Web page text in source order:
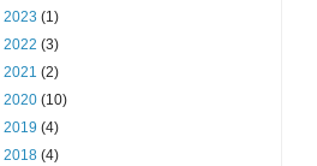
2023 (1)
2022 (3)
2021 (2)
2020 (10)
2019 (4)
2018 (4)